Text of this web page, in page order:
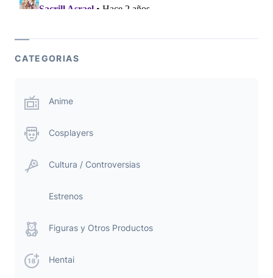
CATEGORIAS
Anime
Cosplayers
Cultura / Controversias
Estrenos
Figuras y Otros Productos
Hentai